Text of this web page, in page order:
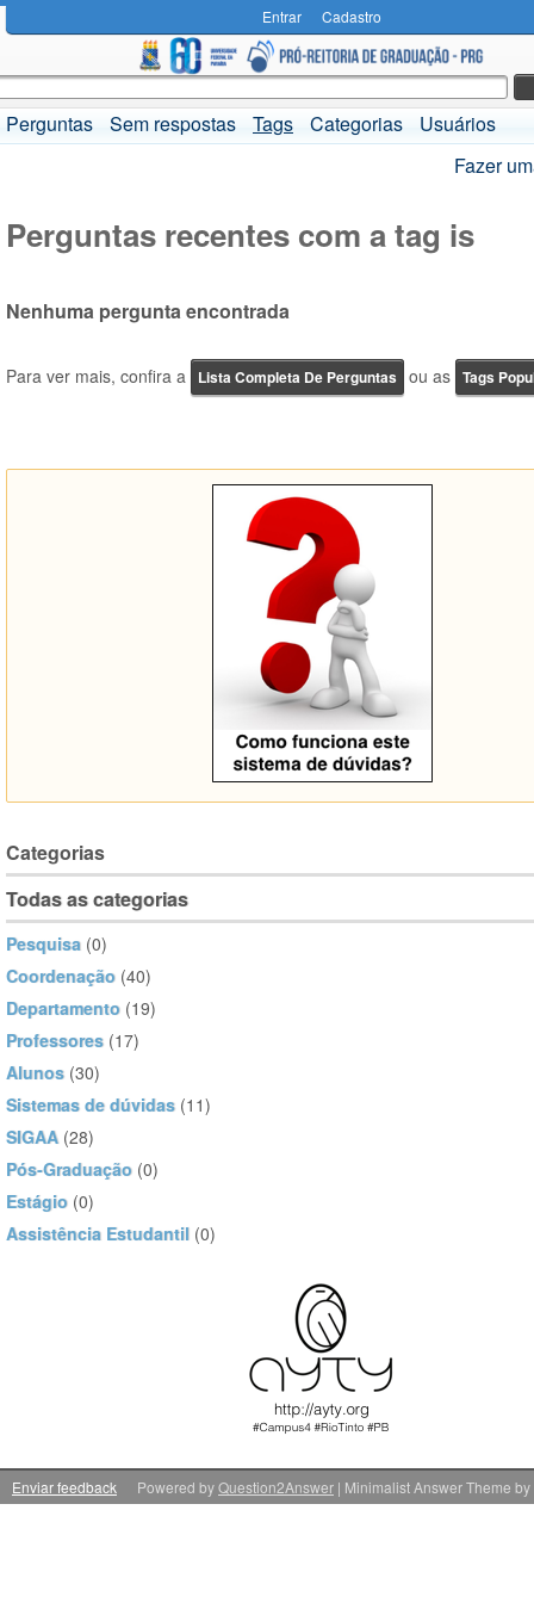
Entrar Cadastro
Perguntas Sem respostas Tags Categorias
Usuários
Fazer
Perguntas recentes com a tag is
Nenhuma pergunta encontrada
Para ver mais, confira a Lista Completa De Perguntas ou as Tags
Categorias
Todas as categorias
Pesquisa (0)
Coordenação (40)
Departamento (19)
Professores (17)
Alunos (30)
Sistemas de dúvidas (11)
SIGAA (28)
Pós-Graduação (0)
Estágio (0)
Assistência Estudantil (0)
Enviar feedback | Minimalist Answer Theme by
Powered byQuestion2Answer